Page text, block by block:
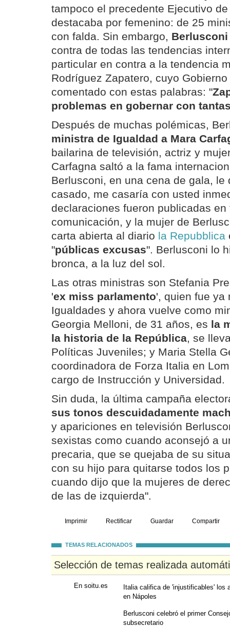
tampoco el precedente Ejecutivo
destacaba por femenino: de 25
con falda. Sin embargo,
contra de todas las tendencias
particular en contra a la tendencia
Rodríguez Zapatero, cuyo Gobierno
comentado con estas palabras: "
problemas en gobernar con
Después de muchas polémicas,
ministra de Igualdad a Mara
bailarina de televisión, actriz y
Carfagna saltó a la fama
Berlusconi, en una cena de gala, le
casado, me casaría con usted
declaraciones fueron publicadas
comunicación, y la mujer de
carta abierta al diario la Repubblica
"públicas excusas". Berlusconi lo
bronca, a la luz del sol.
Las otras ministras son Stefania
'ex miss parlamento', quien fue ya
Igualdades y ahora vuelve como
Georgia Melloni, de 31 años, es la
la historia de la República, se
Políticas Juveniles; y Maria Stella
coordinadora de Forza Italia en
cargo de Instrucción y Universidad.
Sin duda, la última campaña
sus tonos descuidadamente
y apariciones en televisión
sexistas como cuando aconsejó a
precaria, que se quejaba de su
con su hijo para quitarse todos los
cuando dijo que la mujeres de
de las de izquierda".
Imprimir Rectificar Guardar Compartir
TEMAS RELACIONADOS
Selección de temas realizada
En soitu.es
Italia califica de 'injustificables' los
en Nápoles
Berlusconi celebró el primer
subsecretario